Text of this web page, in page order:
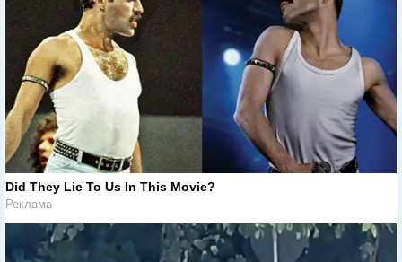
Did They Lie To Us In This Movie?
Реклама